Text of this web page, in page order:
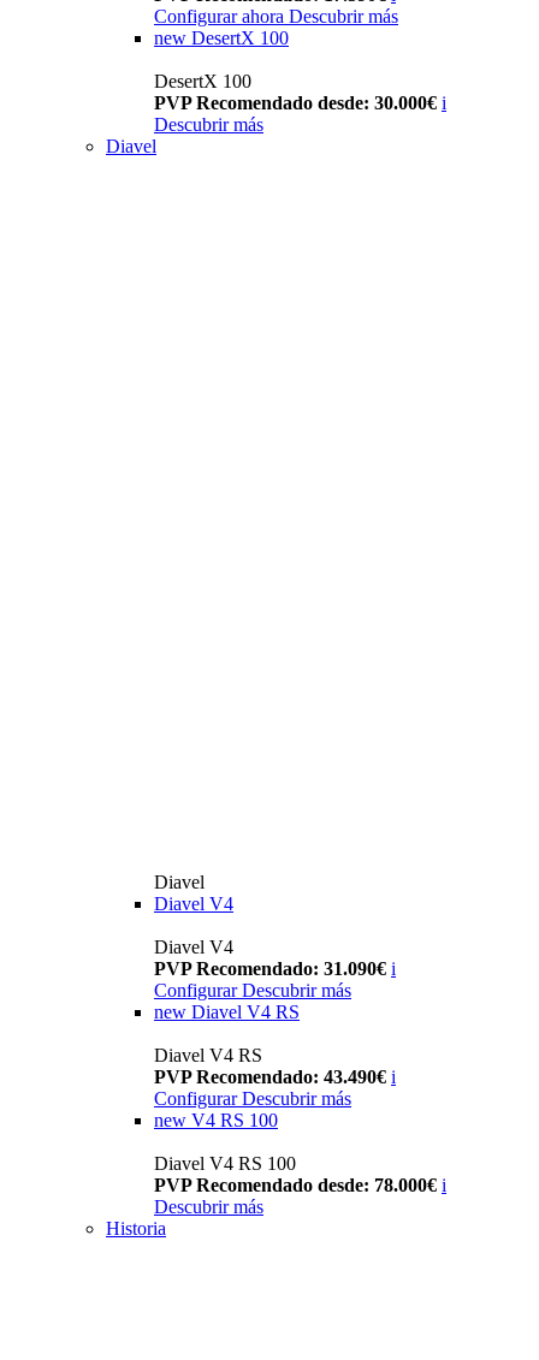
Configurar ahora Descubrir más
new DesertX 100
DesertX 100
PVP Recomendado desde: 30.000€ i
Descubrir más
Diavel
Diavel
Diavel V4
Diavel V4
PVP Recomendado: 31.090€ i
Configurar Descubrir más
new Diavel V4 RS
Diavel V4 RS
PVP Recomendado: 43.490€ i
Configurar Descubrir más
new V4 RS 100
Diavel V4 RS 100
PVP Recomendado desde: 78.000€ i
Descubrir más
Historia